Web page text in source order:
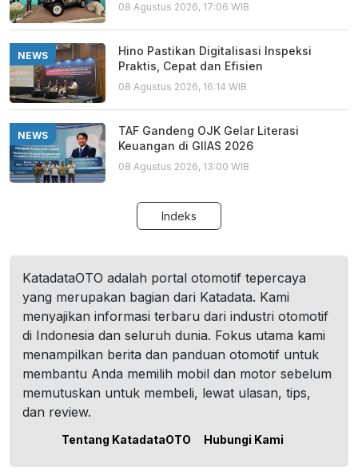
08 Agustus 2026, 17:06 WIB
NEWS
Hino Pastikan Digitalisasi Inspeksi
Praktis, Cepat dan Efisien
08 Agustus 2026, 16:14 WIB
NEWS
TAF Gandeng OJK Gelar Literasi
Keuangan di GIIAS 2026
08 Agustus 2026, 13:00 WIB
Indeks
KatadataOTO adalah portal otomotif tepercaya
yang merupakan bagian dari Katadata. Kami
menyajikan informasi terbaru dari industri otomotif
di Indonesia dan seluruh dunia. Fokus utama kami
menampilkan berita dan panduan otomotif untuk
membantu Anda memilih mobil dan motor sebelum
memutuskan untuk membeli, lewat ulasan, tips,
dan review.
Tentang KatadataOTO Hubungi Kami